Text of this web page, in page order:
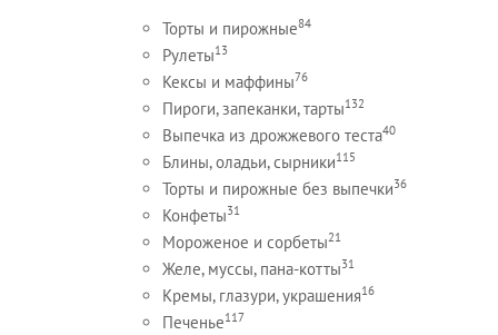
Торты и пирожные84
Рулеты13
Кексы и маффины76
Пироги, запеканки, тарты132
Выпечка из дрожжевого теста40
Блины, оладьи, сырники115
Торты и пирожные без выпечки36
Конфеты31
Мороженое и сорбеты21
Желе, муссы, пана-котты31
Кремы, глазури, украшения16
Печенье117